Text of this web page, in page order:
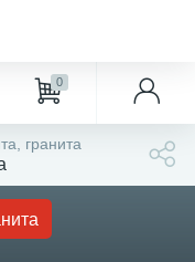
0
гранита